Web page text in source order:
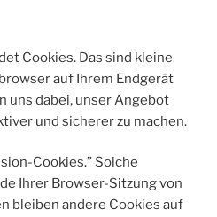
Cookies. Das sind kleine
auf Ihrem Endgerät
uns dabei, unser Angebot
und sicherer zu machen.
Cookies.” Solche
Ihrer Browser-Sitzung von
bleiben andere Cookies auf